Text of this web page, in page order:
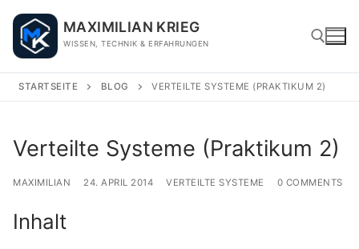
content
MAXIMILIAN KRIEG
WISSEN, TECHNIK & ERFAHRUNGEN
STARTSEITE BLOG VERTEILTE SYSTEME (PRAKTIKUM 2)
Verteilte Systeme (Praktikum 2)
MAXIMILIAN 24. APRIL 2014 VERTEILTE SYSTEME 0 COMMENTS
Inhalt